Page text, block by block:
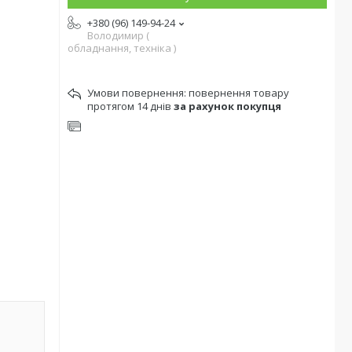
+380 (96) 149-94-24
Володимир (
обладнання, техніка )
повернення товару
протягом 14 днів за рахунок покупця